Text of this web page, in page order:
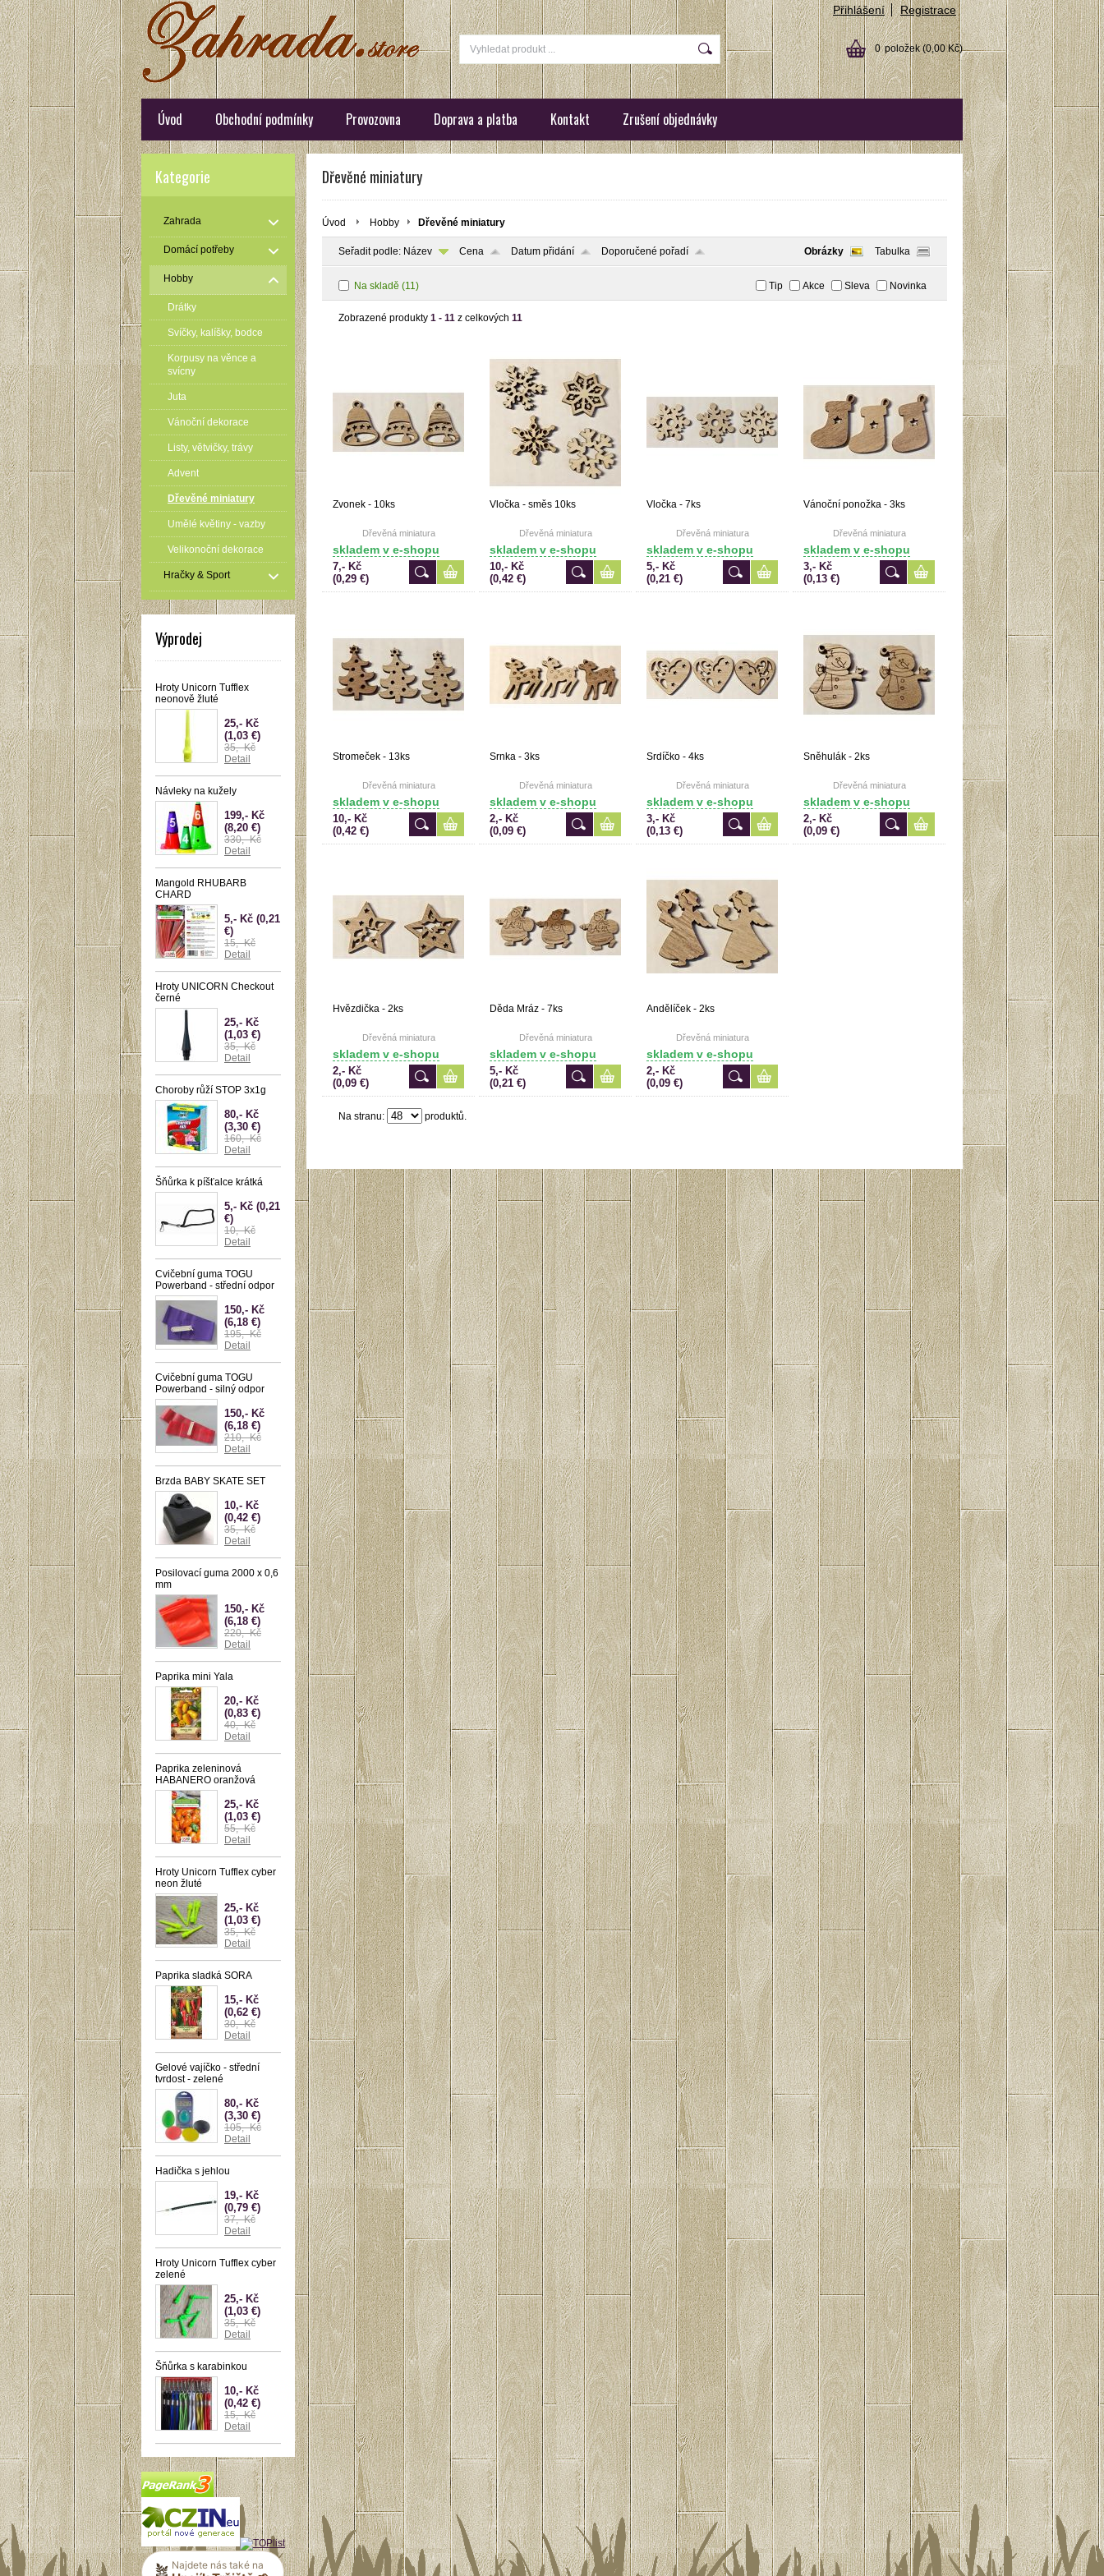
Přihlášení Registrace
0 položek (0,00 Kč)
Úvod Obchodní podmínky Provozovna Doprava a platba Kontakt Zrušení objednávky
Kategorie
Zahrada
Domácí potřeby
Hobby
Drátky
Svíčky, kalíšky, bodce
Korpusy na věnce a
svícny
Juta
Vánoční dekorace
Listy, větvičky, trávy
Advent
Dřevěné miniatury
Umělé květiny - vazby
Velikonoční dekorace
Hračky & Sport
Výprodej
Hroty Unicorn Tufflex
neonově žluté
25,- Kč
(1,03 €)
35,- Kč
Detail
Návleky na kužely
199,- Kč
(8,20 €)
330,- Kč
Detail
Mangold RHUBARB
CHARD
5,- Kč (0,21
€)
15,- Kč
Detail
Hroty UNICORN Checkout
černé
25,- Kč
(1,03 €)
35,- Kč
Detail
Choroby růží STOP 3x1g
80,- Kč
(3,30 €)
160,- Kč
Detail
Šňůrka k píšťalce krátká
5,- Kč (0,21
€)
10,- Kč
Detail
Cvičební guma TOGU
Powerband - střední odpor
150,- Kč
(6,18 €)
195,- Kč
Detail
Cvičební guma TOGU
Powerband - silný odpor
150,- Kč
(6,18 €)
210,- Kč
Detail
Brzda BABY SKATE SET
10,- Kč
(0,42 €)
35,- Kč
Detail
Posilovací guma 2000 x 0,6
mm
150,- Kč
(6,18 €)
220,- Kč
Detail
Paprika mini Yala
20,- Kč
(0,83 €)
40,- Kč
Detail
Paprika zeleninová
HABANERO oranžová
25,- Kč
(1,03 €)
55,- Kč
Detail
Hroty Unicorn Tufflex cyber
neon žluté
25,- Kč
(1,03 €)
35,- Kč
Detail
Paprika sladká SORA
15,- Kč
(0,62 €)
30,- Kč
Detail
Gelové vajíčko - střední
tvrdost - zelené
80,- Kč
(3,30 €)
105,- Kč
Detail
Hadička s jehlou
19,- Kč
(0,79 €)
37,- Kč
Detail
Hroty Unicorn Tufflex cyber
zelené
25,- Kč
(1,03 €)
35,- Kč
Detail
Šňůrka s karabinkou
10,- Kč
(0,42 €)
15,- Kč
Detail
Najdete nás také na
Dřevěné miniatury
Úvod Hobby Dřevěné miniatury
Seřadit podle: Název Cena Datum přidání Doporučené pořadí Obrázky Tabulka
Na skladě (11) Tip Akce Sleva Novinka
Zobrazené produkty 1 - 11 z celkových 11
Zvonek - 10ks
Dřevěná miniatura
skladem v e-shopu
7,- Kč
(0,29 €)
Vločka - směs 10ks
Dřevěná miniatura
skladem v e-shopu
10,- Kč
(0,42 €)
Vločka - 7ks
Dřevěná miniatura
skladem v e-shopu
5,- Kč
(0,21 €)
Vánoční ponožka - 3ks
Dřevěná miniatura
skladem v e-shopu
3,- Kč
(0,13 €)
Stromeček - 13ks
Dřevěná miniatura
skladem v e-shopu
10,- Kč
(0,42 €)
Srnka - 3ks
Dřevěná miniatura
skladem v e-shopu
2,- Kč
(0,09 €)
Srdíčko - 4ks
Dřevěná miniatura
skladem v e-shopu
3,- Kč
(0,13 €)
Sněhulák - 2ks
Dřevěná miniatura
skladem v e-shopu
2,- Kč
(0,09 €)
Hvězdička - 2ks
Dřevěná miniatura
skladem v e-shopu
2,- Kč
(0,09 €)
Děda Mráz - 7ks
Dřevěná miniatura
skladem v e-shopu
5,- Kč
(0,21 €)
Andělíček - 2ks
Dřevěná miniatura
skladem v e-shopu
2,- Kč
(0,09 €)
Na stranu: produktů.